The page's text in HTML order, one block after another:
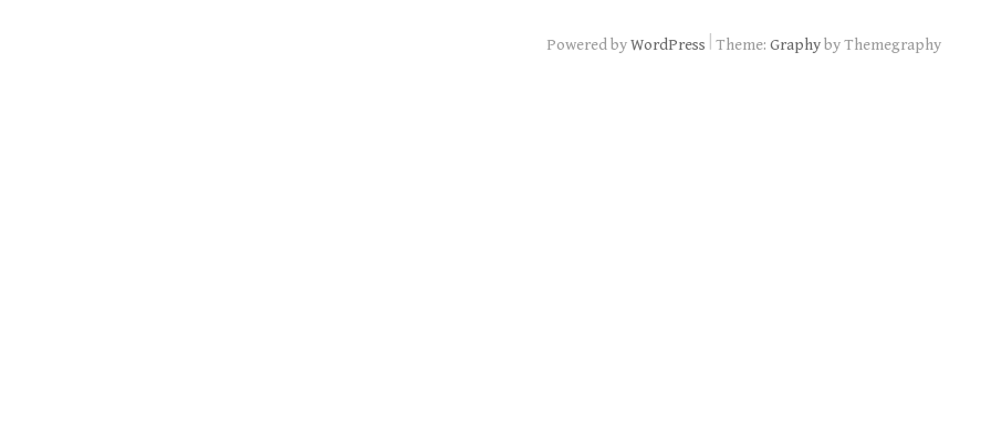
Powered byWordPress Theme: Graphyby Themegraphy